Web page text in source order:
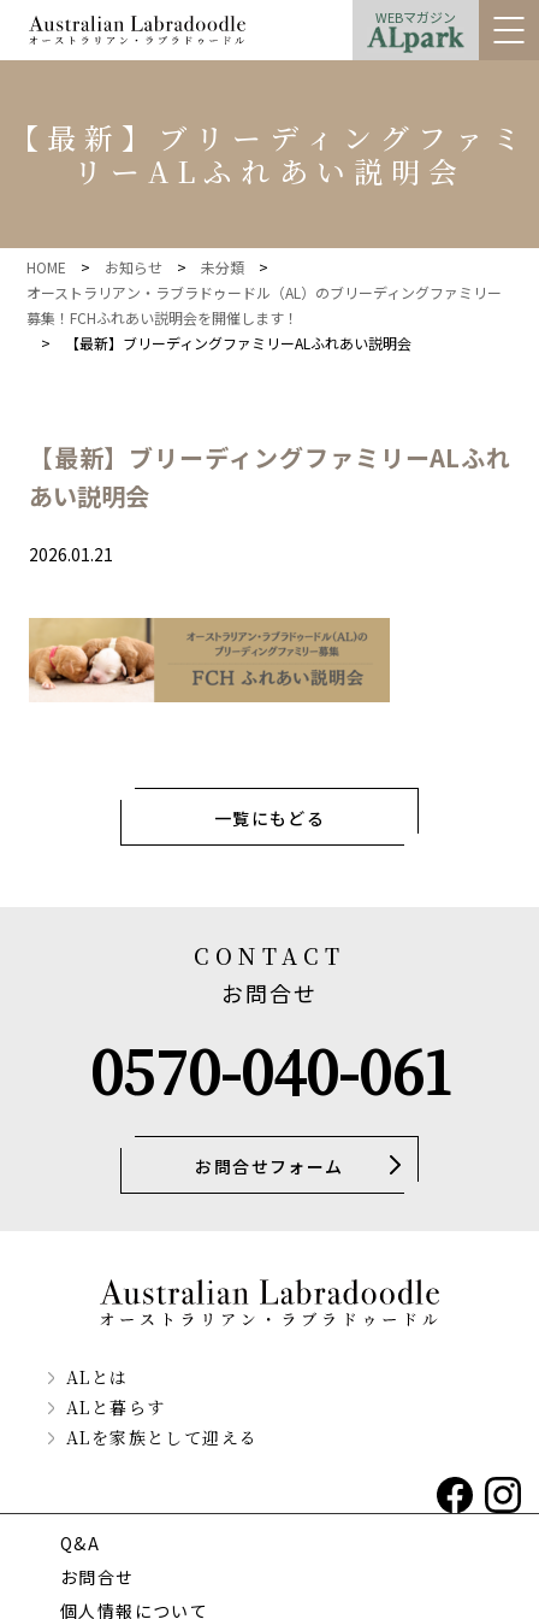
WEBマガジン
【最新】ブリーディングファミ
リーALふれあい説明会
HOME > お知らせ >未分類 >
オーストラリアン・ラブラドゥードル（AL）のブリーディングファミリー
募集！FCHふれあい説明会を開催します！
>
【最新】ブリーディングファミリーALふれあい説明会
【最新】ブリーディングファミリーALふれ
あい説明会
2026.01.21
一覧にもどる
CONTACT
お問合せ
0570-040-061
お問合せフォーム
ALとは
ALと暮らす
ALを家族として迎える
Q&A
お問合せ
個人情報について